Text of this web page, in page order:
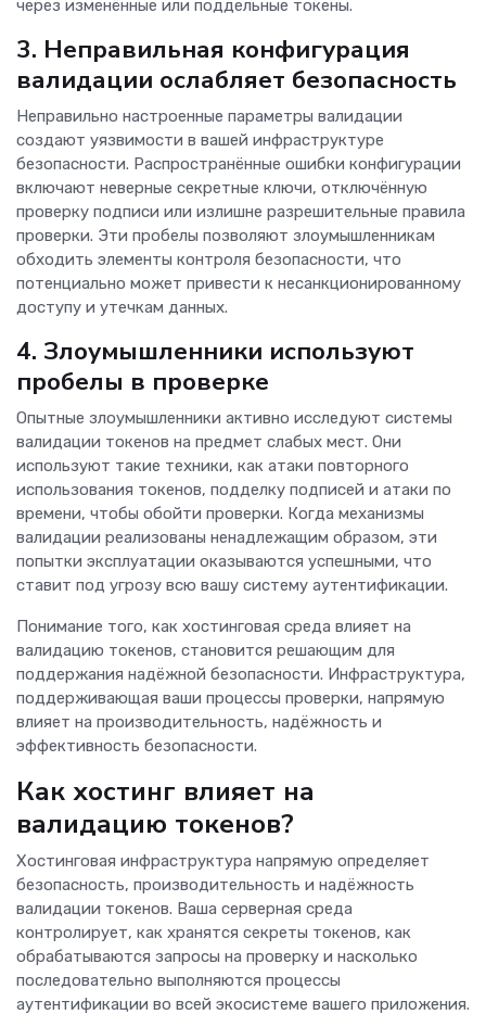
через изменённые или поддельные токены.
3. Неправильная конфигурация
валидации ослабляет безопасность
Неправильно настроенные параметры валидации
создают уязвимости в вашей инфраструктуре
безопасности. Распространённые ошибки конфигурации
включают неверные секретные ключи, отключённую
проверку подписи или излишне разрешительные правила
проверки. Эти пробелы позволяют злоумышленникам
обходить элементы контроля безопасности, что
потенциально может привести к несанкционированному
доступу и утечкам данных.
4. Злоумышленники используют
пробелы в проверке
Опытные злоумышленники активно исследуют системы
валидации токенов на предмет слабых мест. Они
используют такие техники, как атаки повторного
использования токенов, подделку подписей и атаки по
времени, чтобы обойти проверки. Когда механизмы
валидации реализованы ненадлежащим образом, эти
попытки эксплуатации оказываются успешными, что
ставит под угрозу всю вашу систему аутентификации.
Понимание того, как хостинговая среда влияет на
валидацию токенов, становится решающим для
поддержания надёжной безопасности. Инфраструктура,
поддерживающая ваши процессы проверки, напрямую
влияет на производительность, надёжность и
эффективность безопасности.
Как хостинг влияет на
валидацию токенов?
Хостинговая инфраструктура напрямую определяет
безопасность, производительность и надёжность
валидации токенов. Ваша серверная среда
контролирует, как хранятся секреты токенов, как
обрабатываются запросы на проверку и насколько
последовательно выполняются процессы
аутентификации во всей экосистеме вашего приложения.